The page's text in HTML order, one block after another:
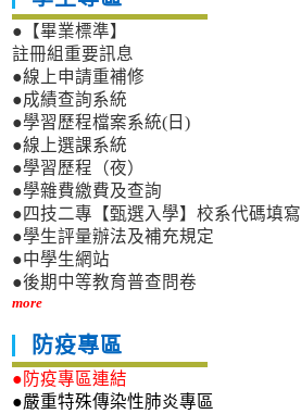
●【畢業標準】
註冊組重要訊息
●線上申請重補修
●成績查詢系統
●學習歷程檔案系統(日)
●線上選課系統
●學習歷程（夜）
●學雜費繳費及查詢
●四技二專【甄選入學】校系代碼填寫
●學生評量辦法及補充規定
●中學生網站
●後期中等教育普查問卷
more
防疫專區
●防疫專區連結
●嚴重特殊傳染性肺炎專區